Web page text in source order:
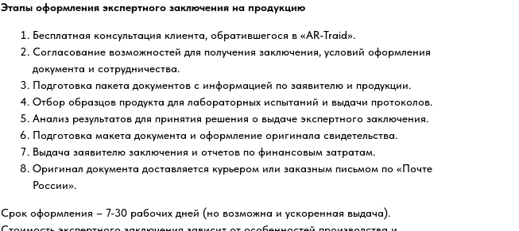
Этапы оформления экспертного заключения на продукцию
Бесплатная консультация клиента, обратившегося в «AR-Traid».
Согласование возможностей для получения заключения, условий оформления
документа и сотрудничества.
Подготовка пакета документов с информацией по заявителю и продукции.
Отбор образцов продукта для лабораторных испытаний и выдачи протоколов.
Анализ результатов для принятия решения о выдаче экспертного заключения.
Подготовка макета документа и оформление оригинала свидетельства.
Выдача заявителю заключения и отчетов по финансовым затратам.
Оригинал документа доставляется курьером или заказным письмом по «Почте
России».
Срок оформления – 7-30 рабочих дней (но возможна и ускоренная выдача).